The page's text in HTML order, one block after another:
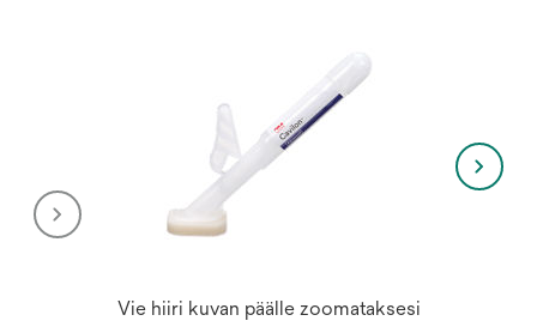
Vie hiiri kuvan päälle zoomataksesi